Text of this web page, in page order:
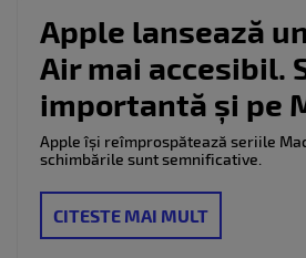
Apple lansează
Air mai accesibil.
importantă și pe
Apple își reîmprospătează seriile
schimbările sunt semnificative.
CITESTE MAI MULT